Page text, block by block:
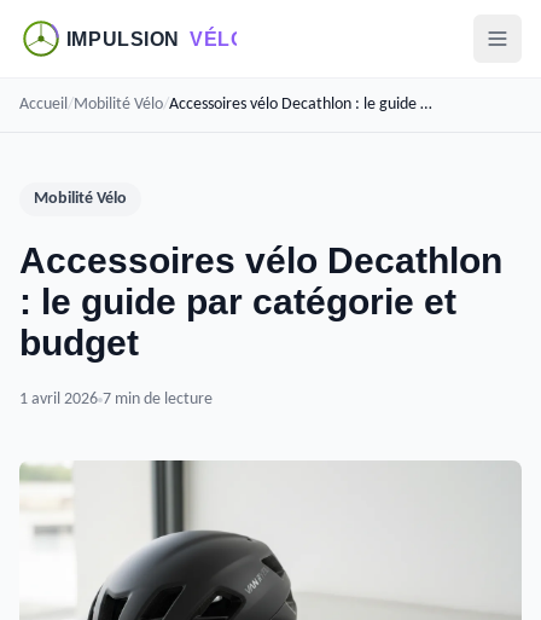
Accueil/Mobilité Vélo/ Accessoires vélo Decathlon : le guide par catégorie et budget
Mobilité Vélo
Accessoires vélo Decathlon
: le guide par catégorie et
budget
1 avril 2026 7 min de lecture